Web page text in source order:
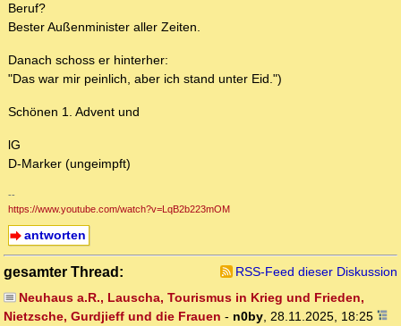
Beruf?
Bester Außenminister aller Zeiten.
Danach schoss er hinterher:
"Das war mir peinlich, aber ich stand unter Eid.")
Schönen 1. Advent und
lG
D-Marker (ungeimpft)
--
https://www.youtube.com/watch?v=LqB2b223mOM
antworten
gesamter Thread:
RSS-Feed dieser Diskussion
Neuhaus a.R., Lauscha, Tourismus in Krieg und Frieden,
Nietzsche, Gurdjieff und die Frauen - n0by, 28.11.2025, 18:25